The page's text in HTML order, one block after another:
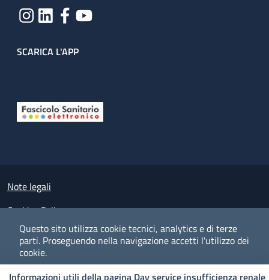
Questo sito utilizza cookie tecnici, analytics e di terze
parti. Proseguendo nella navigazione accetti l'utilizzo dei
cookie.
Informazioni utili della pagina Day service insufficienza renale
SCARICA L'APP
Small prints
Note legali
Cookies Policy
Policy privacy e protezione del dato personale
Albo pretorio on-line